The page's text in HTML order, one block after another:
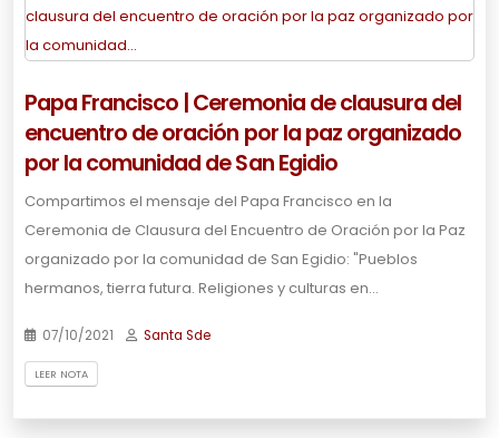
Papa Francisco | Ceremonia de clausura del
encuentro de oración por la paz organizado
por la comunidad de San Egidio
Compartimos el mensaje del Papa Francisco en la
Ceremonia de Clausura del Encuentro de Oración por la Paz
organizado por la comunidad de San Egidio: "Pueblos
hermanos, tierra futura. Religiones y culturas en…
07/10/2021 Santa Sde
LEER NOTA